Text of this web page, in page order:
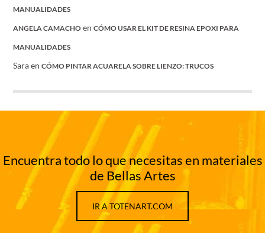
MANUALIDADES
ANGELA CAMACHO enCÓMO USAR EL KIT DE RESINA EPOXI PARA
MANUALIDADES
SaraenCÓMO PINTAR ACUARELA SOBRE LIENZO: TRUCOS
Encuentra todo lo que necesitas en materiales
de Bellas Artes
IR A TOTENART.COM